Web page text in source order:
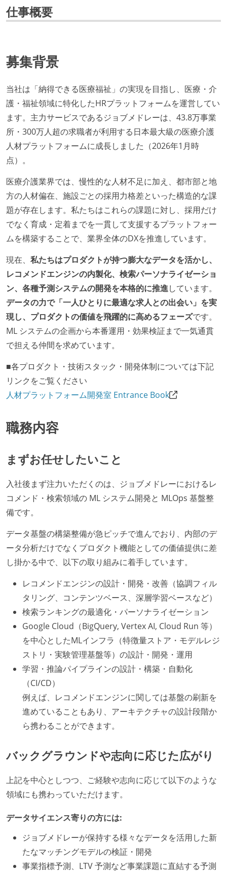
仕事概要
募集背景
当社は「納得できる医療福祉」の実現を目指し、医療・介
護・福祉領域に特化したHRプラットフォームを運営してい
ます。主力サービスであるジョブメドレーは、43.8万事業
所・300万人超の求職者が利用する日本最大級の医療介護
人材プラットフォームに成長しました（2026年1月時
点）。
医療介護業界では、慢性的な人材不足に加え、都市部と地
方の人材偏在、施設ごとの採用力格差といった構造的な課
題が存在します。私たちはこれらの課題に対し、採用だけ
でなく育成・定着までを一貫して支援するプラットフォー
ムを構築することで、業界全体のDXを推進しています。
現在、 私たちはプロダクトが持つ膨大なデータを活かし、
レコメンドエンジンの内製化、検索パーソナライゼーショ
ン、各種予測システムの開発を本格的に推進しています。
データの力で「一人ひとりに最適な求人との出会い」を実
現し、プロダクトの価値を飛躍的に高めるフェーズです。
ML システムの企画から本番運用・効果検証まで一気通貫
で担える仲間を求めています。
■各プロダクト・技術スタック・開発体制については下記
リンクをご覧ください
人材プラットフォーム開発室 Entrance Book
職務内容
まずお任せしたいこと
入社後まず注力いただくのは、ジョブメドレーにおけるレ
コメンド・検索領域の ML システム開発と MLOps 基盤整
備です。
データ基盤の構築整備が急ピッチで進んでおり、内部のデ
ータ分析だけでなくプロダクト機能としての価値提供に差
し掛かる中で、以下の取り組みに着手しています。
レコメンドエンジンの設計・開発・改善（協調フィル
タリング、コンテンツベース、深層学習ベースなど）
検索ランキングの最適化・パーソナライゼーション
Google Cloud（BigQuery, Vertex AI, Cloud Run 等）
を中心としたMLインフラ（特徴量ストア・モデルレジ
ストリ・実験管理基盤等）の設計・開発・運用
学習・推論パイプラインの設計・構築・自動化
（CI/CD）
例えば、レコメンドエンジンに関しては基盤の刷新を
進めていることもあり、アーキテクチャの設計段階か
ら携わることができます。
バックグラウンドや志向に応じた広がり
上記を中心としつつ、ご経験や志向に応じて以下のような
領域にも携わっていただけます。
データサイエンス寄りの方には:
ジョブメドレーが保持する様々なデータを活用した新
たなマッチングモデルの検証・開発
事業指標予測、LTV 予測など事業課題に直結する予測